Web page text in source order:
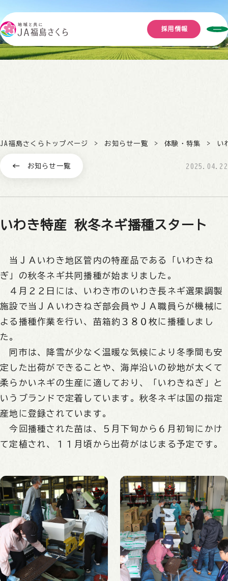
採用情報
JA福島さくらトップページ お知らせ一覧 体験・特集 い
お知らせ一覧 2025.04.22
いわき特産 秋冬ネギ播種スタート
当ＪＡいわき地区管内の特産品である「いわきね
ぎ」の秋冬ネギ共同播種が始まりました。
４月２２日には、いわき市のいわき長ネギ選果調製
施設で当ＪＡいわきねぎ部会員やＪＡ職員らが機械に
よる播種作業を行い、苗箱約３８０枚に播種しまし
た。
同市は、降雪が少なく温暖な気候により冬季間も安
定した出荷ができることや、海岸沿いの砂地が太くて
柔らかいネギの生産に適しており、「いわきねぎ」と
いうブランドで定着しています。秋冬ネギは国の指定
産地に登録されています。
今回播種された苗は、５月下旬から６月初旬にかけ
て定植され、１１月頃から出荷がはじまる予定です。